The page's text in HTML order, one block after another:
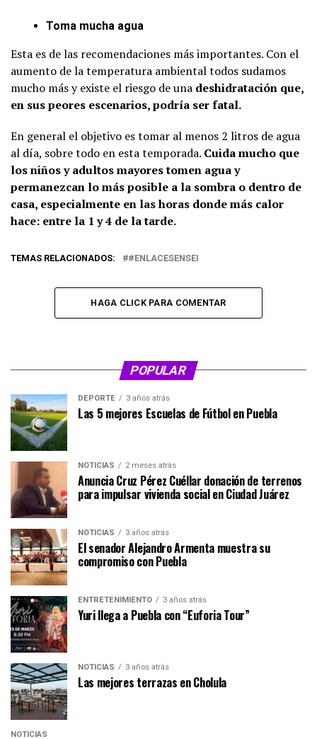
Toma mucha agua
Esta es de las recomendaciones más importantes. Con el
aumento de la temperatura ambiental todos sudamos
mucho más y existe el riesgo de una deshidratación que,
en sus peores escenarios, podría ser fatal.
En general el objetivo es tomar al menos 2 litros de agua
al día, sobre todo en esta temporada. Cuida mucho que
los niños y adultos mayores tomen agua y
permanezcan lo más posible a la sombra o dentro de
casa, especialmente en las horas donde más calor
hace: entre la 1 y 4 de la tarde.
TEMAS RELACIONADOS: #ENLACESENSEI
HAGA CLICK PARA COMENTAR
POPULAR
DEPORTE 3 años atrás
Las 5 mejores Escuelas de Fútbol en Puebla
NOTICIAS 2 meses atrás
Anuncia Cruz Pérez Cuéllar donación de terrenos
para impulsar vivienda social en Ciudad Juárez
NOTICIAS 3 años atrás
El senador Alejandro Armenta muestra su
compromiso con Puebla
ENTRETENIMIENTO 3 años atrás
Yuri llega a Puebla con “Euforia Tour”
NOTICIAS 3 años atrás
Las mejores terrazas en Cholula
NOTICIAS